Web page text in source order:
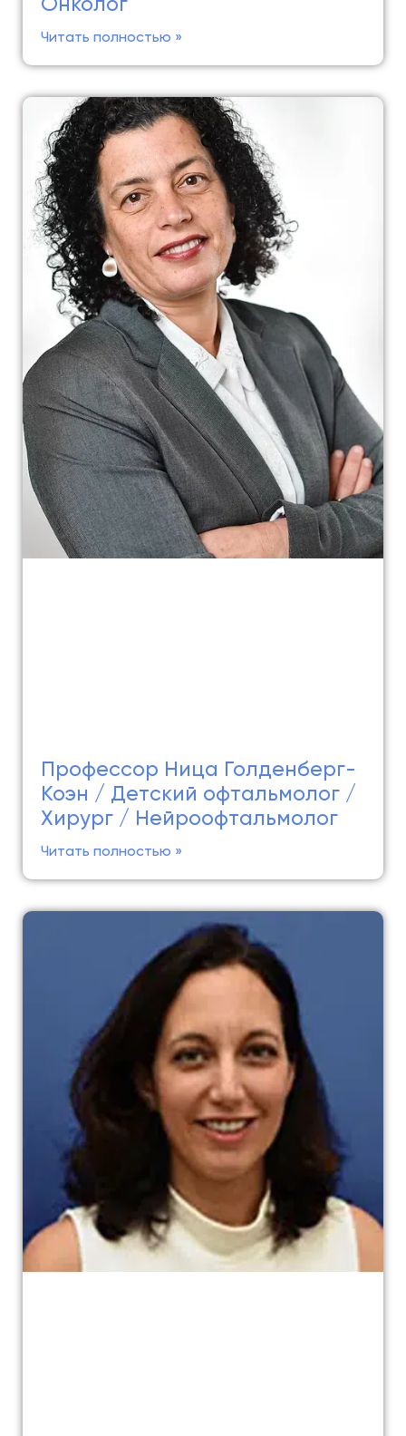
Читать полностью »
Профессор Ница Голденберг-
Коэн / Детский офтальмолог /
Хирург / Нейроофтальмолог
Читать полностью »